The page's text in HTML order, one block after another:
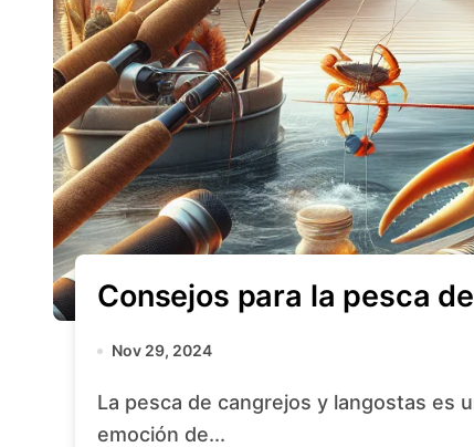
Consejos para la pesca
Nov 29, 2024
La pesca de cangrejos y langostas es una actividad fascinante que combina la
emoción de...